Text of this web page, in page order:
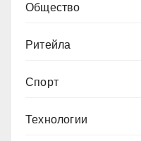
Общество
Ритейла
Спорт
Технологии